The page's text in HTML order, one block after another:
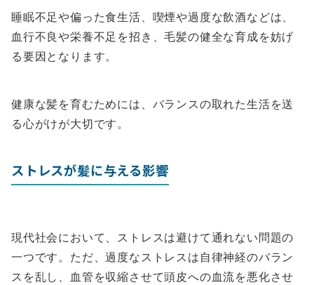
睡眠不足や偏った食生活、喫煙や過度な飲酒などは、
血行不良や栄養不足を招き、毛髪の健全な育成を妨げ
る要因となります。
健康な髪を育むためには、バランスの取れた生活を送
る心がけが大切です。
ストレスが髪に与える影響
現代社会において、ストレスは避けて通れない問題の
一つです。ただ、過度なストレスは自律神経のバラン
スを乱し、血管を収縮させて頭皮への血流を悪化させ